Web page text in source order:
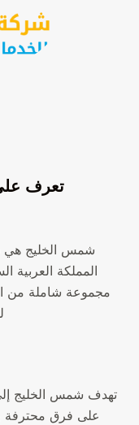
تعرف
شمس الخليج هي
المملكة
مجموعة شاملة من
تهدف شمس الخليج إلى
على فرق محترفة